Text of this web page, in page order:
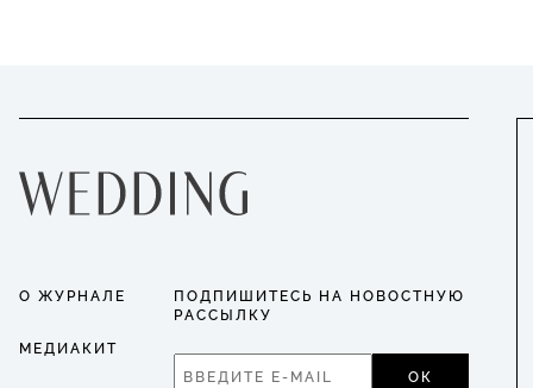
О ЖУРНАЛЕ
МЕДИАКИТ
ПОДПИШИТЕСЬ НА НОВОСТНУЮ
РАССЫЛКУ
ОК